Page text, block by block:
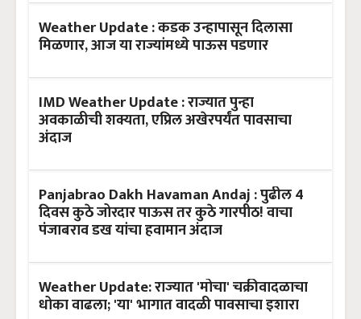
Weather Update : कडक उन्हापासून दिलासा
मिळणार, आज या राज्यांमध्ये पाऊस पडणार
IMD Weather Update : राज्यात पुन्हा
अवकाळीची शक्यता, एप्रिल अखेरपर्यंत पावसाचा
अंदाज
Panjabrao Dakh Havaman Andaj : पुढील 4
दिवस कुठे जोरदार पाऊस तर कुठे गारपीठ! वाचा
पंजाबराव डख यांचा हवामान अंदाज
Weather Update: राज्यात 'मोचा' चक्रीवादळाचा
धोका वाढला; 'या' भागात वादळी पावसाचा इशारा